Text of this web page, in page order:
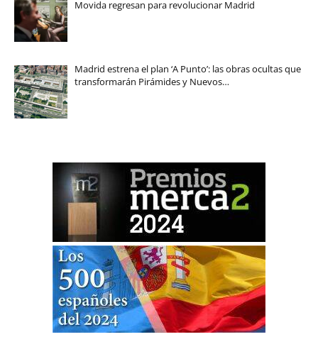
Movida regresan para revolucionar Madrid
Madrid estrena el plan ‘A Punto’: las obras ocultas que
transformarán Pirámides y Nuevos…